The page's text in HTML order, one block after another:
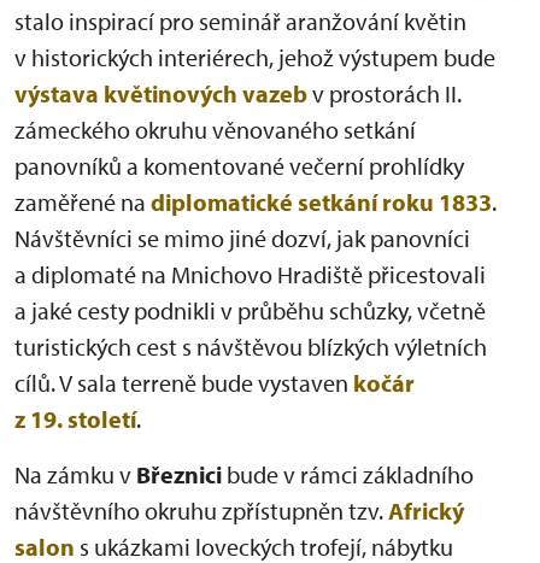
stalo inspirací pro seminář aranžování květin
v historických interiérech, jehož výstupem bude
výstava květinových vazebv prostorách II.
zámeckého okruhu věnovaného setkání
panovníků a komentované večerní prohlídky
zaměřené na diplomatické setkání roku 1833.
Návštěvníci se mimo jiné dozví, jak panovníci
a diplomaté na Mnichovo Hradiště přicestovali
a jaké cesty podnikli v průběhu schůzky, včetně
turistických cest s návštěvou blízkých výletních
cílů. V sala terreně bude vystaven kočár
z 19. století.
Na zámku v Březnici bude v rámci základního
návštěvního okruhu zpřístupněn tzv.Africký
salon s ukázkami loveckých trofejí, nábytku